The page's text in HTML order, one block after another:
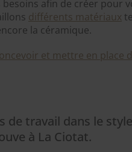
afin de créer pour
différents matériaux
la céramique.
et mettre en place
de travail dans le
à La Ciotat.